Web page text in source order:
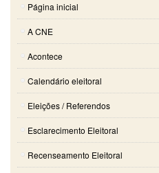
Página inicial
A CNE
Acontece
Calendário eleitoral
Eleições / Referendos
Esclarecimento Eleitoral
Recenseamento Eleitoral